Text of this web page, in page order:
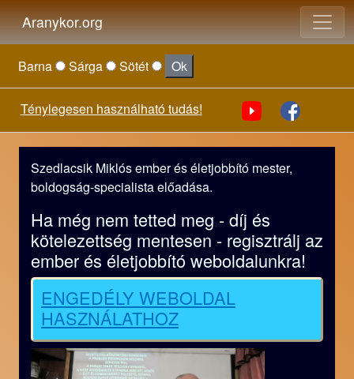
Aranykor.org
Barna Sárga Sötét Ok
Ténylegesen használható tudás!
Szedlacsik Miklós ember és életjobbító mester,
boldogság-specialista előadása.
Ha még nem tetted meg - díj és
kötelezettség mentesen - regisztrálj az
ember és életjobbító weboldalunkra!
ENGEDÉLY WEBOLDAL
HASZNÁLATHOZ